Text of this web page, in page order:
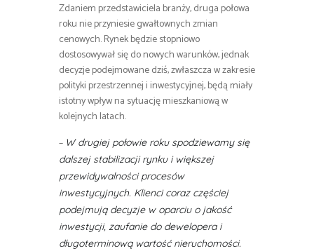
Zdaniem przedstawiciela branży, druga połowa
roku nie przyniesie gwałtownych zmian
cenowych. Rynek będzie stopniowo
dostosowywał się do nowych warunków, jednak
decyzje podejmowane dziś, zwłaszcza w zakresie
polityki przestrzennej i inwestycyjnej, będą miały
istotny wpływ na sytuację mieszkaniową w
kolejnych latach.
– W drugiej połowie roku spodziewamy się
dalszej stabilizacji rynku i większej
przewidywalności procesów
inwestycyjnych. Klienci coraz częściej
podejmują decyzje w oparciu o jakość
inwestycji, zaufanie do dewelopera i
długoterminową wartość nieruchomości.